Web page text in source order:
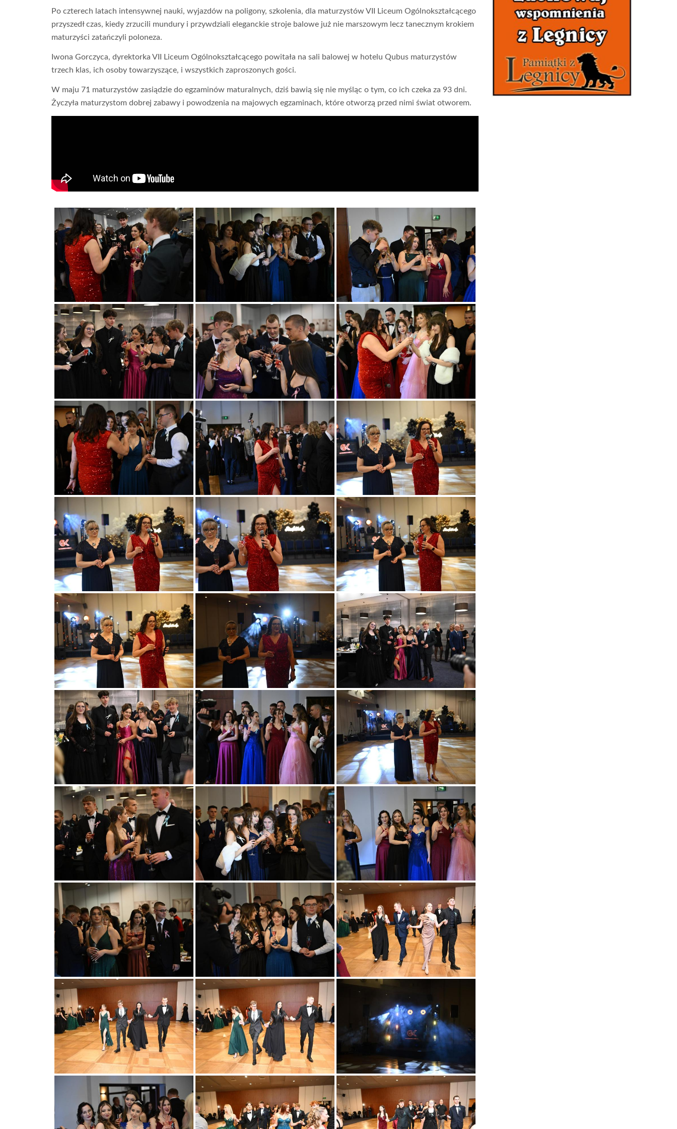
Po czterech latach intensywnej nauki, wyjazdów na poligony, szkolenia, dla maturzystów VII Liceum Ogólnokształcącego
przyszedł czas, kiedy zrzucili mundury i przywdziali eleganckie stroje balowe już nie marszowym lecz tanecznym krokiem
maturzyści zatańczyli poloneza.
Iwona Gorczyca, dyrektorka VII Liceum Ogólnokształcącego powitała na sali balowej w hotelu Qubus maturzystów
trzech klas, ich osoby towarzyszące, i wszystkich zaproszonych gości.
W maju 71 maturzystów zasiądzie do egzaminów maturalnych, dziś bawią się nie myśląc o tym, co ich czeka za 93 dni.
Życzyła maturzystom dobrej zabawy i powodzenia na majowych egzaminach, które otworzą przed nimi świat otworem.